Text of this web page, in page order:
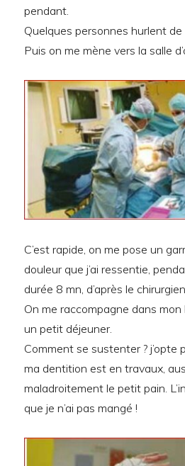
pendant.
Quelques personnes hurlent
Puis on me mène vers la salle
C’est rapide, on me pose un
douleur que j’ai ressentie,
durée 8 mn, d’après le
On me raccompagne dans
un petit déjeuner.
Comment se sustenter ? j’opte
ma dentition est en travaux,
maladroitement le petit pain.
que je n’ai pas mangé !